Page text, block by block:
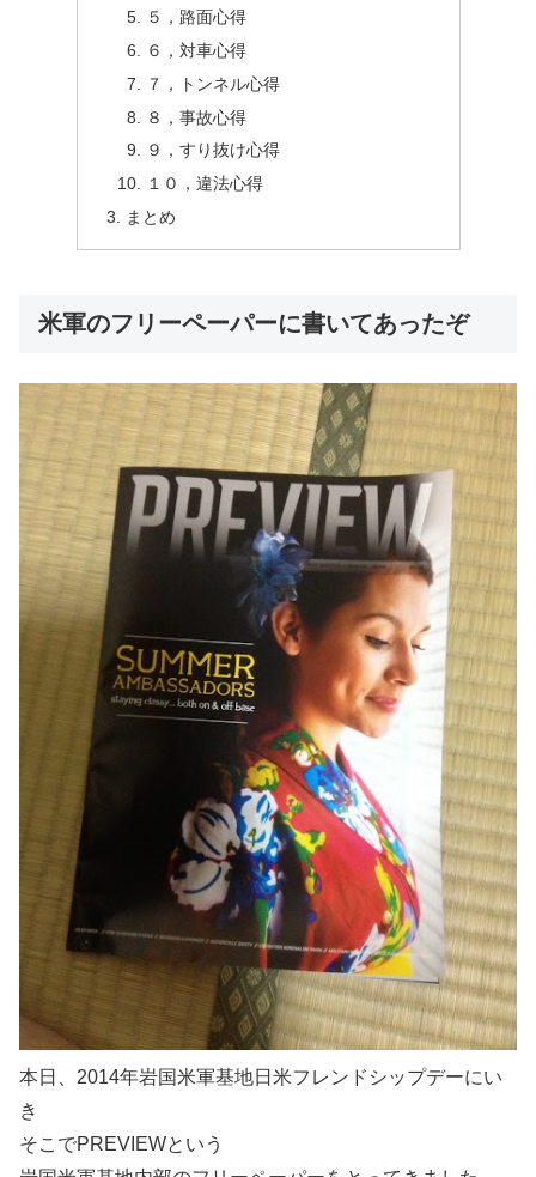
５，路面心得
６，対車心得
７，トンネル心得
８，事故心得
９，すり抜け心得
１０，違法心得
まとめ
米軍のフリーペーパーに書いてあったぞ
本日、2014年岩国米軍基地日米フレンドシップデーにい
き
そこでPREVIEWという